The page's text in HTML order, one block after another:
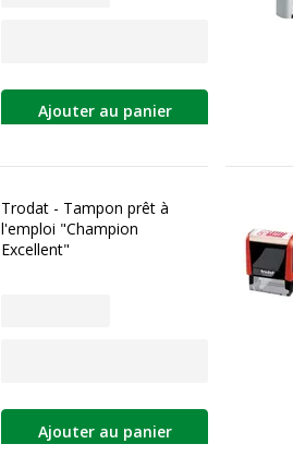
Ajouter au panier
Trodat - Tampon prêt à
l'emploi "Champion
Excellent"
Ajouter au panier